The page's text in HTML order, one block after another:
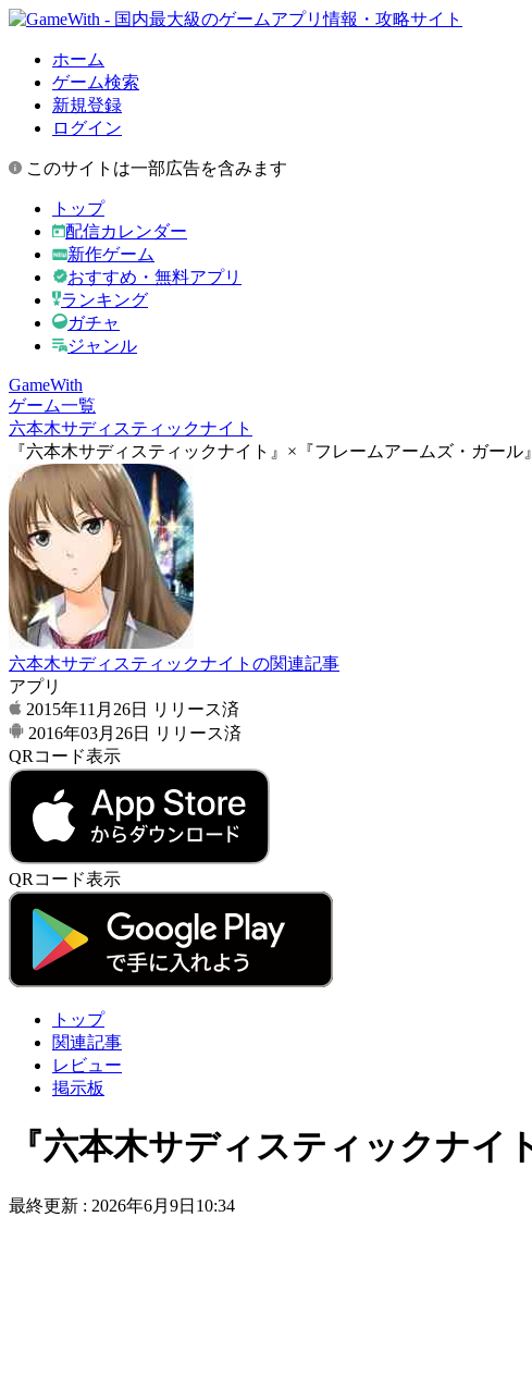
ホーム
ゲーム検索
新規登録
ログイン
このサイトは一部広告を含みます
トップ
配信カレンダー
新作ゲーム
おすすめ・無料アプリ
ランキング
ガチャ
ジャンル
GameWith
ゲーム一覧
六本木サディスティックナイト
『六本木サディスティックナイト』×『フレームアームズ・ガール
六本木サディスティックナイトの関連記事
アプリ
2015年11月26日
リリース済
2016年03月26日
リリース済
QRコード表示
QRコード表示
トップ
関連記事
レビュー
掲示板
『六本木サディスティックナイ
最終更新 : 2026年6月9日10:34